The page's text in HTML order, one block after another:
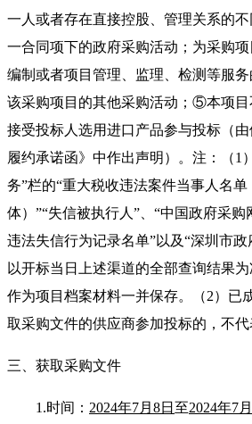
一人或者存在直接控股、管理关系的
一合同项下的政府采购活动；为采购
编制或者项目管理、监理、检测等服
该采购项目的其他采购活动；⑤本项
接受投标人选用进口产品参与投标（
履约承诺函》中作出声明）。注：（1
务”栏的“重大税收违法案件当事人名
体）”“失信被执行人”、“中国政府采购
违法失信行为记录名单”以及“深圳市
以开标当日上述渠道的全部查询结果
作为项目档案材料一并保存。（2）已
取采购文件的供应商参加投标的，不代
三、获取采购文件
1.时间： 2024年7月 8日 至2024年7月